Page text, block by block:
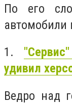
По его
автомобили
1.
удивил
Ведро над